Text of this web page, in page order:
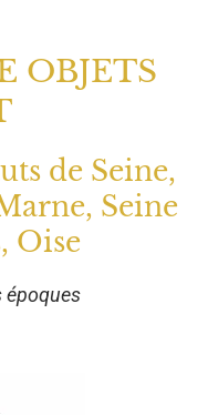
OBJETS
de Seine,
Seine
Oise
époques